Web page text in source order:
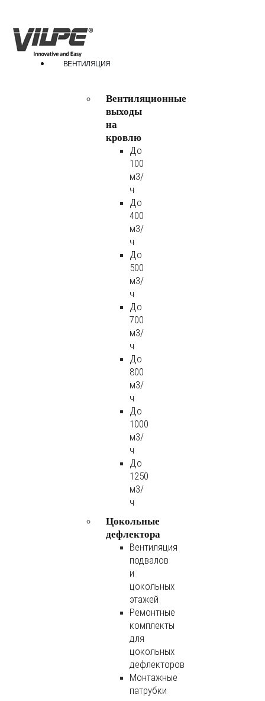
ВЕНТИЛЯЦИЯ
Вентиляционные
выходы
на
кровлю
До
100
м3/
ч
До
400
м3/
ч
До
500
м3/
ч
До
700
м3/
ч
До
800
м3/
ч
До
1000
м3/
ч
До
1250
м3/
ч
Цокольные
дефлектора
Вентиляция
подвалов
и
цокольных
этажей
Ремонтные
комплекты
для
цокольных
дефлекторов
Монтажные
патрубки